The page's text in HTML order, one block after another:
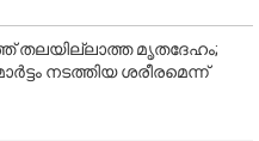
തലയില്ലാത്ത മൃതദേഹം;
നടത്തിയ ശരീരമെന്ന്